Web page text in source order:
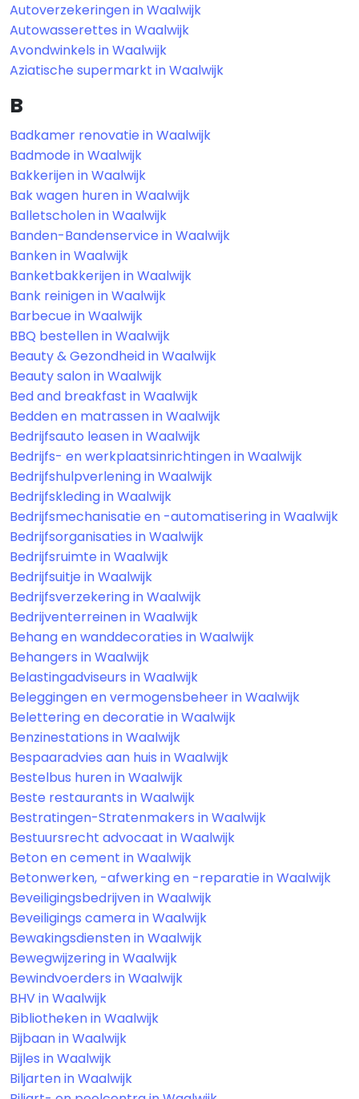
Autoverzekeringen in Waalwijk
Autowasserettes in Waalwijk
Avondwinkels in Waalwijk
Aziatische supermarkt in Waalwijk
B
Badkamer renovatie in Waalwijk
Badmode in Waalwijk
Bakkerijen in Waalwijk
Bak wagen huren in Waalwijk
Balletscholen in Waalwijk
Banden-Bandenservice in Waalwijk
Banken in Waalwijk
Banketbakkerijen in Waalwijk
Bank reinigen in Waalwijk
Barbecue in Waalwijk
BBQ bestellen in Waalwijk
Beauty & Gezondheid in Waalwijk
Beauty salon in Waalwijk
Bed and breakfast in Waalwijk
Bedden en matrassen in Waalwijk
Bedrijfsauto leasen in Waalwijk
Bedrijfs- en werkplaatsinrichtingen in Waalwijk
Bedrijfshulpverlening in Waalwijk
Bedrijfskleding in Waalwijk
Bedrijfsmechanisatie en -automatisering in Waalwijk
Bedrijfsorganisaties in Waalwijk
Bedrijfsruimte in Waalwijk
Bedrijfsuitje in Waalwijk
Bedrijfsverzekering in Waalwijk
Bedrijventerreinen in Waalwijk
Behang en wanddecoraties in Waalwijk
Behangers in Waalwijk
Belastingadviseurs in Waalwijk
Beleggingen en vermogensbeheer in Waalwijk
Belettering en decoratie in Waalwijk
Benzinestations in Waalwijk
Bespaaradvies aan huis in Waalwijk
Bestelbus huren in Waalwijk
Beste restaurants in Waalwijk
Bestratingen-Stratenmakers in Waalwijk
Bestuursrecht advocaat in Waalwijk
Beton en cement in Waalwijk
Betonwerken, -afwerking en -reparatie in Waalwijk
Beveiligingsbedrijven in Waalwijk
Beveiligings camera in Waalwijk
Bewakingsdiensten in Waalwijk
Bewegwijzering in Waalwijk
Bewindvoerders in Waalwijk
BHV in Waalwijk
Bibliotheken in Waalwijk
Bijbaan in Waalwijk
Bijles in Waalwijk
Biljarten in Waalwijk